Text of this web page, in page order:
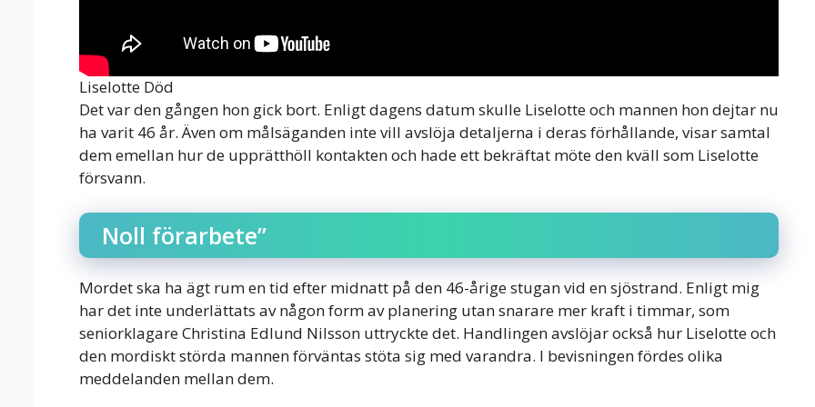
Liselotte Död
Det var den gången hon gick bort. Enligt dagens datum skulle Liselotte och mannen hon dejtar nu
ha varit 46 år. Även om målsäganden inte vill avslöja detaljerna i deras förhållande, visar samtal
dem emellan hur de upprätthöll kontakten och hade ett bekräftat möte den kväll som Liselotte
försvann.
Noll förarbete”
Mordet ska ha ägt rum en tid efter midnatt på den 46-årige stugan vid en sjöstrand. Enligt mig
har det inte underlättats av någon form av planering utan snarare mer kraft i timmar, som
seniorklagare Christina Edlund Nilsson uttryckte det. Handlingen avslöjar också hur Liselotte och
den mordiskt störda mannen förväntas stöta sig med varandra. I bevisningen fördes olika
meddelanden mellan dem.